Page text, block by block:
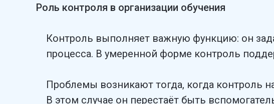
Роль контроля в организации обучения
Контроль выполняет важную функцию: он
процесса. В умеренной форме контроль
Проблемы возникают тогда, когда контроль
В этом случае он перестаёт быть